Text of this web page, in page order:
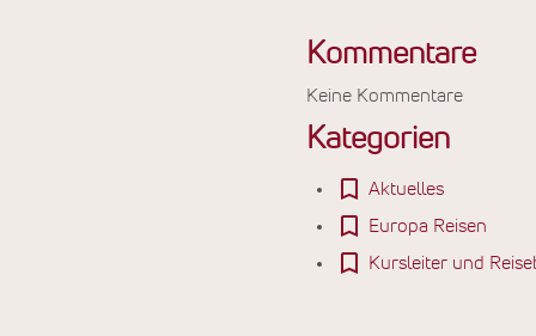
Kommentare
Keine Kommentare
Kategorien
Aktuelles
Europa Reisen
Kursleiter und